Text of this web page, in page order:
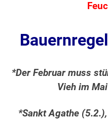
*Der Februar muss
Vieh im
*Sankt Agathe